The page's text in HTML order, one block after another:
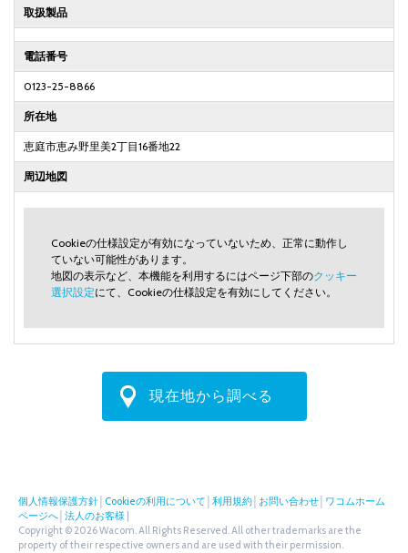
取扱製品
電話番号
0123-25-8866
所在地
恵庭市恵み野里美2丁目16番地22
周辺地図
Cookieの仕様設定が有効になっていないため、正常に動作し
ていない可能性があります。
地図の表示など、本機能を利用するにはページ下部のクッキー
選択設定にて、Cookieの仕様設定を有効にしてください。
現在地から調べる
個人情報保護方針 Cookieの利用について 利用規約 お問い合わせ ワコムホーム
ページへ 法人のお客様
Copyright © 2026 Wacom. All Rights Reserved. All other trademarks are the
property of their respective owners and are used with their permission.